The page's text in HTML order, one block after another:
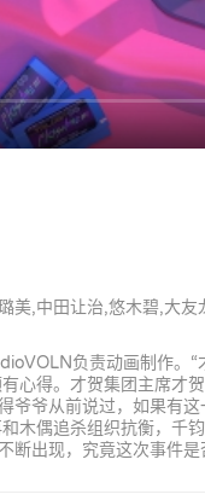
,中田让治,悠木碧,大
负责动画制作。“
心得。才贺集团主席才
爷从前说过，如果有
木偶追杀组织抗衡，千
出现，究竟这次事件